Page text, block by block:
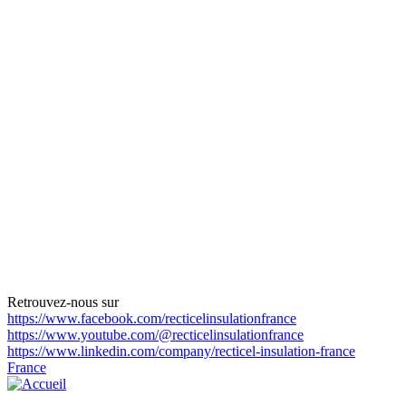
l'isolation sous vide ?
L'équipe technique de Recticel est ravie de vous répondre.
Contactez-nous
Retrouvez-nous sur
https://www.facebook.com/recticelinsulationfrance
https://www.youtube.com/@recticelinsulationfrance
https://www.linkedin.com/company/recticel-insulation-france
France